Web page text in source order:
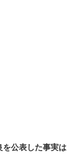
公表した事実は